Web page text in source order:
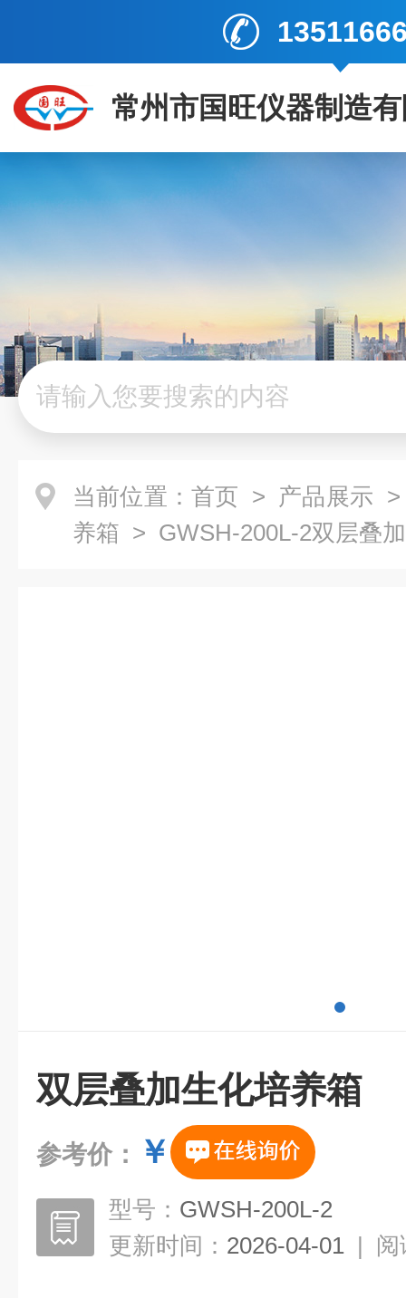
常州市国旺仪器制造
当前位置： 首页 > 产品展示
养箱 > GWSH-200L-2双层叠
双层叠加生化培养箱
参考价： ￥
型号： GWSH-200L-2
更新时间： 2026-04-01 | 阅